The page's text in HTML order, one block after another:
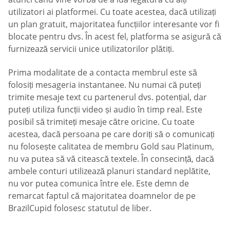
utilizatori ai platformei. Cu toate acestea, dacă utilizați
un plan gratuit, majoritatea funcțiilor interesante vor fi
blocate pentru dvs. În acest fel, platforma se asigură că
furnizează servicii unice utilizatorilor plătiți.
Prima modalitate de a contacta membrul este să
folosiți mesageria instantanee. Nu numai că puteți
trimite mesaje text cu partenerul dvs. potențial, dar
puteți utiliza funcții video și audio în timp real. Este
posibil să trimiteți mesaje către oricine. Cu toate
acestea, dacă persoana pe care doriți să o comunicați
nu folosește calitatea de membru Gold sau Platinum,
nu va putea să vă citească textele. În consecință, dacă
ambele conturi utilizează planuri standard neplătite,
nu vor putea comunica între ele. Este demn de
remarcat faptul că majoritatea doamnelor de pe
BrazilCupid folosesc statutul de liber.